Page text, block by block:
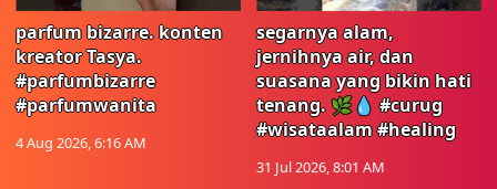
parfum bizarre. konten
kreator Tasya.
#parfumbizarre
#parfumwanita
4 Aug 2026, 6:16 AM
segarnya alam,
jernihnya air, dan
suasana yang bikin hati
tenang. 🌿💧 #curug
#wisataalam #healing
31 Jul 2026, 8:01 AM